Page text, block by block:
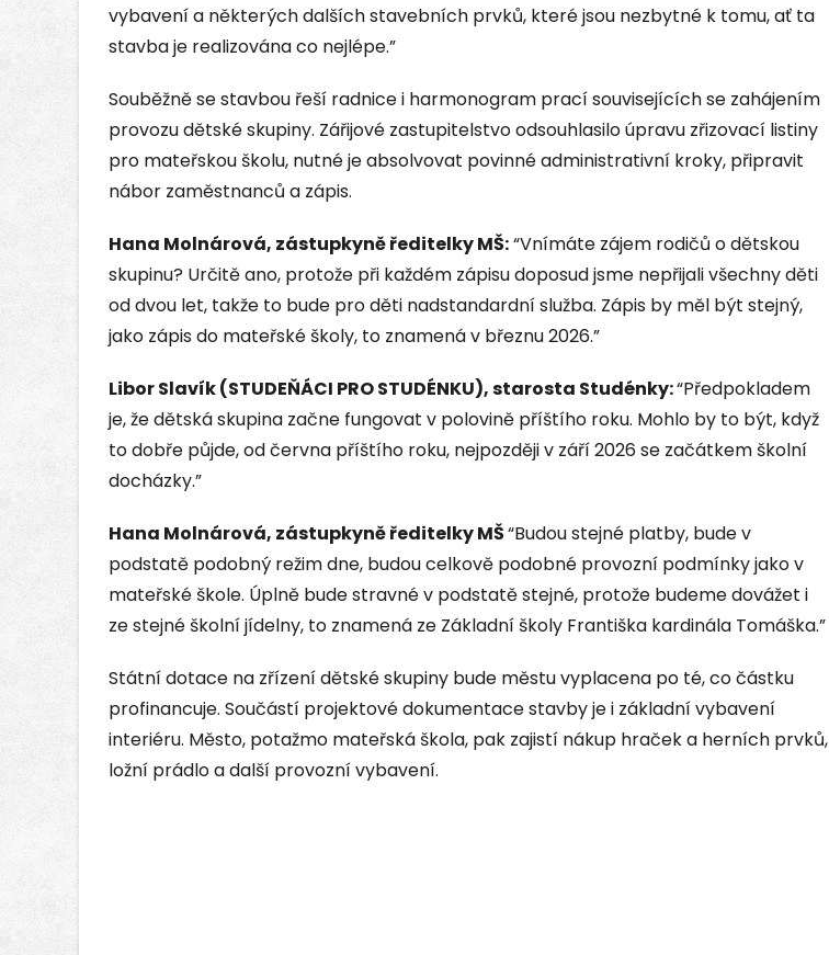
vybavení a některých dalších stavebních prvků, které jsou nezbytné k tomu, ať ta
stavba je realizována co nejlépe.”
Souběžně se stavbou řeší radnice i harmonogram prací souvisejících se zahájením
provozu dětské skupiny. Zářijové zastupitelstvo odsouhlasilo úpravu zřizovací listiny
pro mateřskou školu, nutné je absolvovat povinné administrativní kroky, připravit
nábor zaměstnanců a zápis.
Hana Molnárová, zástupkyně ředitelky MŠ:“Vnímáte zájem rodičů o dětskou
skupinu? Určitě ano, protože při každém zápisu doposud jsme nepřijali všechny děti
od dvou let, takže to bude pro děti nadstandardní služba. Zápis by měl být stejný,
jako zápis do mateřské školy, to znamená v březnu 2026.”
Libor Slavík (STUDEŇÁCI PRO STUDÉNKU), starosta Studénky:“Předpokladem
je, že dětská skupina začne fungovat v polovině příštího roku. Mohlo by to být, když
to dobře půjde, od června příštího roku, nejpozději v září 2026 se začátkem školní
docházky.”
Hana Molnárová, zástupkyně ředitelky MŠ“Budou stejné platby, bude v
podstatě podobný režim dne, budou celkově podobné provozní podmínky jako v
mateřské škole. Úplně bude stravné v podstatě stejné, protože budeme dovážet i
ze stejné školní jídelny, to znamená ze Základní školy Františka kardinála Tomáška.”
Státní dotace na zřízení dětské skupiny bude městu vyplacena po té, co částku
profinancuje. Součástí projektové dokumentace stavby je i základní vybavení
interiéru. Město, potažmo mateřská škola, pak zajistí nákup hraček a herních prvků,
ložní prádlo a další provozní vybavení.